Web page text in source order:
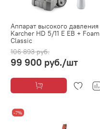
Аппарат высокого давления
Karcher HD 5/11 E EB + Foam
Classic
106 893 руб.
99 900 руб./шт
-7%